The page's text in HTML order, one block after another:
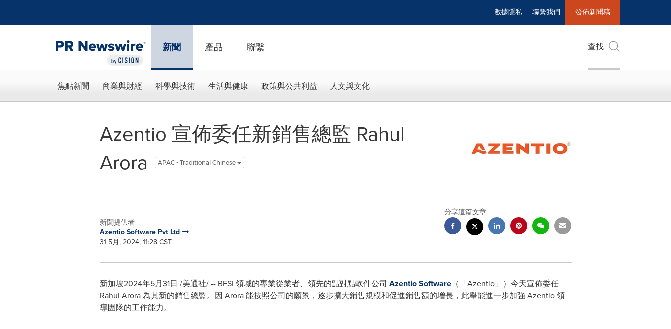
數據隱私 聯繫我們 發佈新聞稿
新聞 產品 聯繫 查找
焦點新聞 商業與財經 科學與技術 生活與健康 政策與公共利益 人文與文化
Azentio 宣佈委任新銷售總監 Rahul
Arora
APAC - Traditional Chinese
新聞提供者
Azentio Software Pvt Ltd
31 5月, 2024, 11:28 CST
分享這篇文章
新加坡2024年5月31日 /美通社/ -- BFSI 領域的專業從業者、領先的點對點軟件公司 Azentio Software（「Azentio」）今天宣佈委任
Rahul Arora為其新的銷售總監。因 Arora 能按照公司的願景，逐步擴大銷售規模和促進銷售額的增長，此舉能進一步加強 Azentio 領
導團隊的工作能力。